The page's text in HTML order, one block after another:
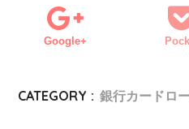
Google+
CATEGORY : 銀行カードロ